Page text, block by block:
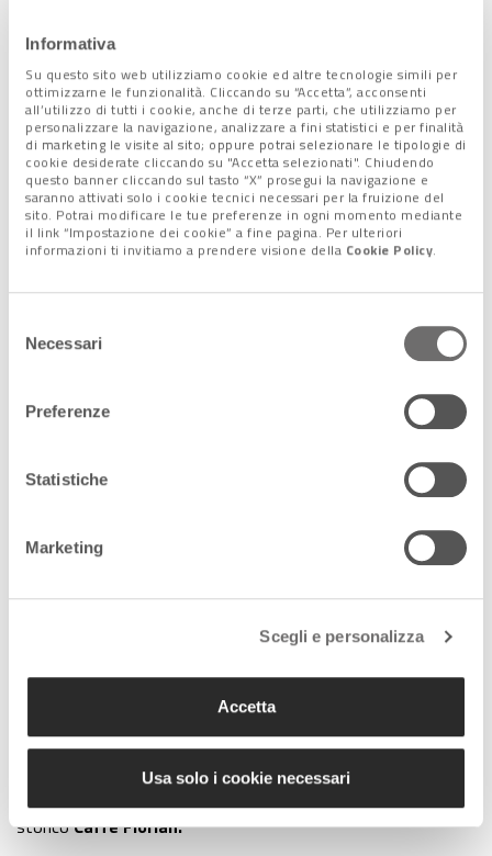
Informativa
Su questo sito web utilizziamo cookie ed altre tecnologie simili per
ottimizzarne le funzionalità. Cliccando su “Accetta”, acconsenti
all’utilizzo di tutti i cookie, anche di terze parti, che utilizziamo per
personalizzare la navigazione, analizzare a fini statistici e per finalità
di marketing le visite al sito; oppure potrai selezionare le tipologie di
cookie desiderate cliccando su "Accetta selezionati". Chiudendo
questo banner cliccando sul tasto “X” prosegui la navigazione e
saranno attivati solo i cookie tecnici necessari per la fruizione del
sito. Potrai modificare le tue preferenze in ogni momento mediante
il link “Impostazione dei cookie” a fine pagina. Per ulteriori
informazioni ti invitiamo a prendere visione della Cookie Policy.
delNecessari
Preferenze
Statistiche
Marketing
Scegli e personalizza
Accetta
Usa solo i cookie necessari
Musei: ripartenza progressiva
A chiudere al pubblico, nelle giornate più difficili, sono stati
anche iMusei civici. Passo dopo passo, tutte le 11 sedi
gestite dalla Fondazione stanno riaprendo i battenti.
I primi a farlo, già sabato, sono stati ilCorrer(aperto anche
domenica),Palazzo Ducale e la Torre dell’Orologio, oltre al
Museo del Vetro di Murano e ilMuseo del Merletto
Burano.
Storia naturale Giancarlo Ligabuee il
tessuto, del costume e del profumo. Il Museo del Settecento
Ca’ Rezzonico , chiuso il martedì, sarà
nuovamentevisitabile da mercoledì 20.
Data che, abbandonando brevemente i musei, ma restando in
Piazza San Marco, dovrebbe vedere anche la riapertura dello
storicoCaffè Florian.